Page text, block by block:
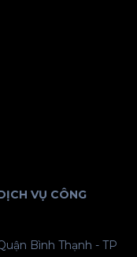
VỤ CÔNG
Bình Thạnh - TP